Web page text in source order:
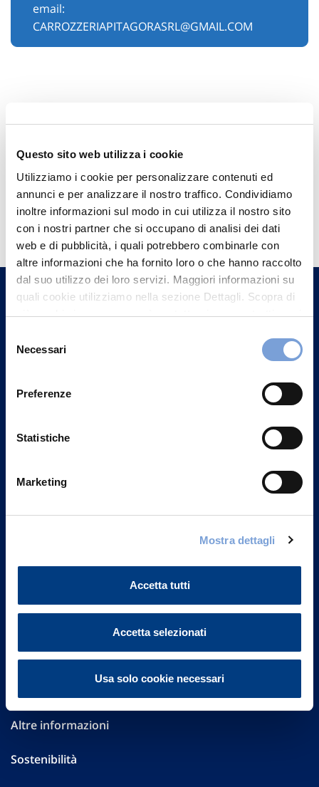
Questo sito web utilizza i cookie
Utilizziamo i cookie per personalizzare contenuti ed
annunci e per analizzare il nostro traffico. Condividiamo
inoltre informazioni sul modo in cui utilizza il nostro sito
con i nostri partner che si occupano di analisi dei dati
web e di pubblicità, i quali potrebbero combinarle con
altre informazioni che ha fornito loro o che hanno raccolto
dal suo utilizzo dei loro servizi. Maggiori informazioni su
quali cookie utilizziamo nella sezione Dettagli. Scopra di
più su chi siamo, come può contattarci e come trattiamo i
può trovare nel footer del sito nella sezione "Informativa
delNecessari
Preferenze
Statistiche
Marketing
Mostra dettagli
Accetta tutti
Accetta selezionati
Usa solo cookie necessari
email:
CARROZZERIAPITAGORASRL@GMAIL.COM
Hai bisogno di
informazioni?
Trova l'Agenzia più vicina a te e parla con
un nostro Agente.
Contattaci
20149 Milano
Governance
Altre informazioni
Sostenibilità